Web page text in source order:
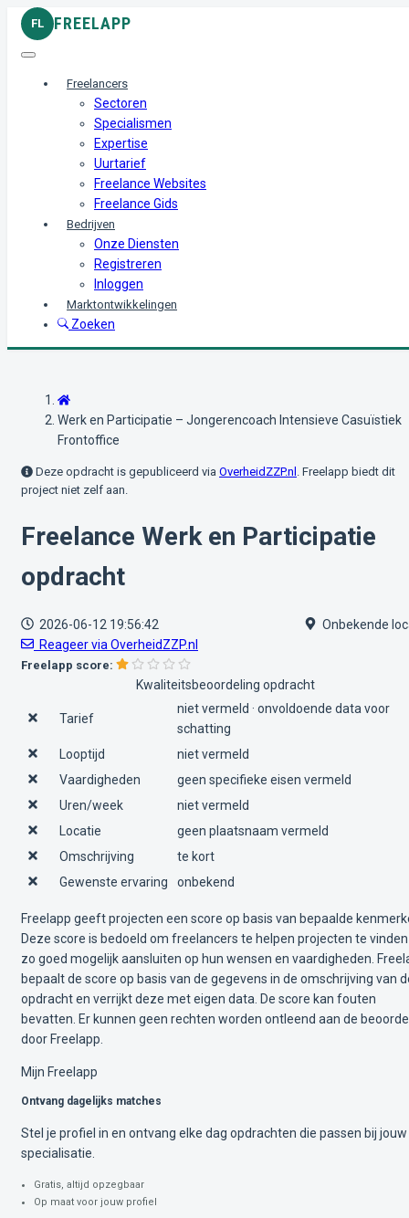
FL FREELAPP
Freelancers
Sectoren
Specialismen
Expertise
Uurtarief
Freelance Websites
Freelance Gids
Bedrijven
Onze Diensten
Registreren
Inloggen
Marktontwikkelingen
Zoeken
Werk en Participatie – Jongerencoach Intensieve Casuïstiek
Frontoffice
Deze opdracht is gepubliceerd via OverheidZZP.nl . Freelapp biedt dit
project niet zelf aan.
Freelance Werk en Participatie
opdracht
2026-06-12 19:56:42
Onbekende
Reageer via OverheidZZP.nl
Freelapp score:
Kwaliteitsbeoordeling opdracht
Tarief
niet vermeld · onvoldoende data voor
schatting
Looptijd
niet vermeld
Vaardigheden
geen specifieke eisen vermeld
Uren/week
niet vermeld
Locatie
geen plaatsnaam vermeld
Omschrijving
te kort
Gewenste ervaring
onbekend
Freelapp geeft projecten een score op basis van bepaalde
Deze score is bedoeld om freelancers te helpen projecten te
zo goed mogelijk aansluiten op hun wensen en vaardigheden.
bepaalt de score op basis van de gegevens in de omschrijving van
opdracht en verrijkt deze met eigen data. De score kan fouten
bevatten. Er kunnen geen rechten worden ontleend aan de
door Freelapp.
Mijn Freelapp
Ontvang dagelijks matches
Stel je profiel in en ontvang elke dag opdrachten die passen bij jouw
specialisatie.
Gratis, altijd opzegbaar
Op maat voor jouw profiel